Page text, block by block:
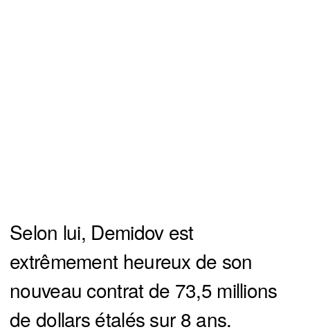
Selon lui, Demidov est
extrêmement heureux de son
nouveau contrat de 73,5 millions
de dollars étalés sur 8 ans.